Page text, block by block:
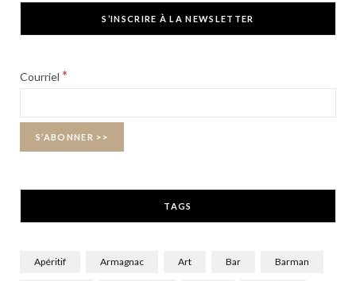
e w t
S’INSCRIRE À LA NEWSLETTER
Courriel *
TAGS
Apéritif Armagnac Art Bar Barman